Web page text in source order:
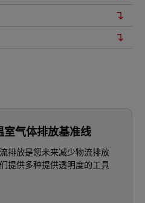
室气体排放基准线
排放是您未来减少物流排放
提供多种提供透明度的工具